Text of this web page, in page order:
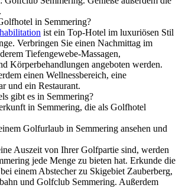
in Semmering?
ist ein Top-Hotel im luxuriösen Stil
Verbringen Sie einen Nachmittag im
Tiefengewebe-Massagen,
Körperbehandlungen angeboten werden.
einen Wellnessbereich, eine
und ein Restaurant.
gibt es in Semmering?
in Semmering, die als Golfhotel
Golfurlaub in Semmering ansehen und
Auszeit von Ihrer Golfpartie sind, werden
jede Menge zu bieten hat. Erkunde die
einem Abstecher zu Skigebiet Zauberberg,
und Golfclub Semmering. Außerdem